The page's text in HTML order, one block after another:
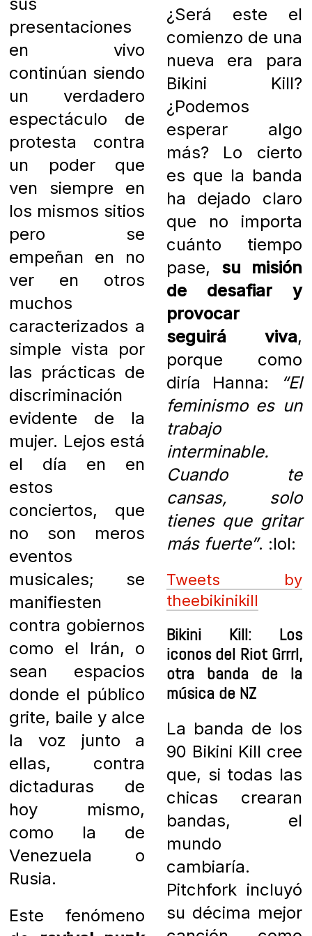
presentaciones
en vivo
continúan siendo
un verdadero
espectáculo de
protesta contra
un poder que
ven siempre en
los mismos sitios
pero se
empeñan en no
ver en otros
muchos
caracterizados a
simple vista por
las prácticas de
discriminación
evidente de la
mujer. Lejos está
el día en en
estos
conciertos, que
no son meros
eventos
musicales; se
manifiesten
contra gobiernos
como el Irán, o
sean espacios
donde el público
grite, baile y alce
la voz junto a
ellas, contra
dictaduras de
hoy mismo,
como la de
Venezuela o
Rusia.
Este fenómeno
¿Será este el
comienzo de una
nueva era para
Bikini Kill?
¿Podemos
esperar algo
más? Lo cierto
es que la banda
ha dejado claro
que no importa
cuánto tiempo
pase, su misión
de desafiar y
provocar
seguirá viva,
porque como
diría Hanna:
“El
feminismo es un
trabajo
interminable.
Cuando te
cansas, solo
tienes que gritar
más fuerte”. :lol:
Tweets by
theebikinikill
Bikini Kill: Los
iconos del Riot Grrrl,
otra banda de la
música de NZ
La banda de los
90 Bikini Kill cree
que, si todas las
chicas crearan
bandas, el
mundo
cambiaría.
Pitchfork incluyó
su décima mejor